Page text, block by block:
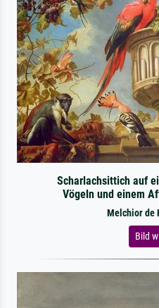
Scharlachsittich auf
Vögeln und einem
Melchior de
Bild